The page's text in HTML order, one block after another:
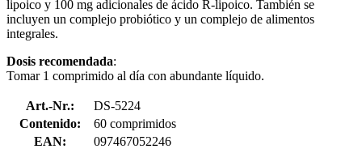
lipoico y 100 mg adicionales de ácido R-lipoico. También se
incluyen un complejo probiótico y un complejo de alimentos
integrales.
Dosis recomendada:
Tomar 1 comprimido al día con abundante líquido.
Art.-Nr.:
DS-5224
Contenido:
60 comprimidos
EAN:
097467052246